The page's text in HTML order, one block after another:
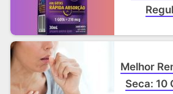
Melhor
Seca: 10